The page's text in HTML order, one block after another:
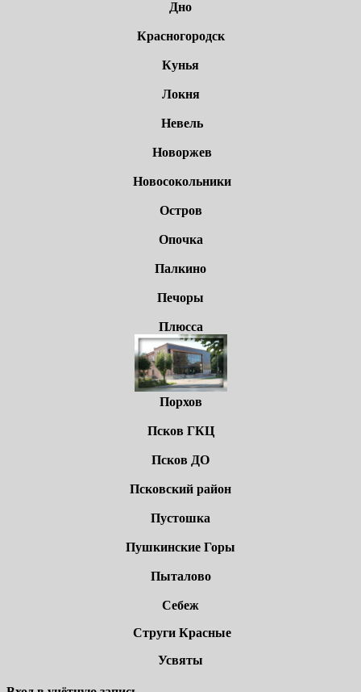
Дно
Красногородск
Кунья
Локня
Невель
Новоржев
Новосокольники
Остров
Опочка
Палкино
Печоры
Плюсса
Порхов
Псков ГКЦ
Псков ДО
Псковский район
Пустошка
Пушкинские Горы
Пыталово
Себеж
Струги Красные
Усвяты